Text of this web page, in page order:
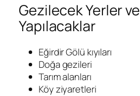
Gezilecek Yerler ve
Yapılacaklar
Eğirdir Gölü kıyıları
Doğa gezileri
Tarım alanları
Köy ziyaretleri